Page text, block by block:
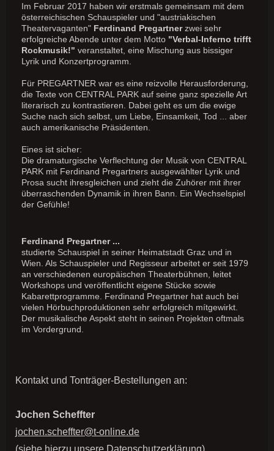
Im Februar 2017 haben wir erstmals gemeinsam mit dem
österreichischen Schauspieler und "austriakischen
Theatervaganten" Ferdinand Pregartnerzwei sehr
erfolgreiche Abende unter dem Motto "Verbal-Inferno trifft
Rockmusik!" veranstaltet, eine Mischung aus bissiger
Lyrik und Konzertprogramm.
Für PREGARTNER war es eine reizvolle Herausforderung,
die Texte von CENTRAL PARK auf seine ganz spezielle Art
literarisch zu kontrastieren. Dabei geht es um die ewige
Suche nach sich selbst, um Liebe, Einsamkeit, Tod ... aber
auch amerikanische Präsidenten.
Eines ist sicher:
Die dramaturgische Verflechtung der Musik von CENTRAL
PARK mit Ferdinand Pregartners ausgewählter Lyrik und
Prosa sucht ihresgleichen und zieht die Zuhörer mit ihrer
überraschenden Dynamik in ihren Bann. Ein Wechselspiel
der Gefühle!
Ferdinand Pregartner ...
studierte Schauspiel in seiner Heimatstadt Graz und in
Wien. Als Schauspieler und Regisseur arbeitet er seit 1979
an verschiedenen europäischen Theaterbühnen, leitet
Workshops und veröffentlicht eigene Stücke sowie
Kabarettprogramme. Ferdinand Pregartner hat auch bei
vielen Hörbuchproduktionen sehr erfolgreich mítgewirkt.
Der musikalische Aspekt steht in seinen Projekten oftmals
im Vordergrund.
Kontakt und Tonträger-Bestellungen an:
Jochen Scheffter
jochen.scheffter@t-online.de
(siehe hierzu unsere Datenschutzerklärung)